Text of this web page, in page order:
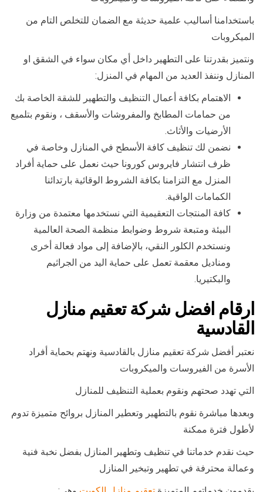
باستخدامنا أساليب علمية حديثة مع الضمان للتخلص التام من
الميكروبات
ونتميز بقدرتنا على التطهير داخل أي مكان سواء في الشقق او
المنازل وننفذ العديد من المهام في المنزل:
الاهتمام بكافة أعمال التنظيف والتطهير للشقة الخاصة بك
من حمامات المطابخ والمفروشات والأسقف ، ونقوم بتلميع
الأرضيات والأثاث.
نضمن لك تنظيف كافة الأسطح في المنازل وخاصة في
ظرف انتشار فايروس كورونا حيث نعمل على حماية أفراد
المنزل مع التزامنا بكافة الشروط الوقائية بارتدائنا
الكمامات الواقية.
كافة المنتجات التعقيمية التي نستخدمها معتمدة من وزارة
البيئة ومتبعة شروط وضوابط منظمة الصحة العالمية
ونستخدم الكلور النقي، بالإضافة إلى مواد فعالة أخرى
ومناديل معقمة تعمل على حماية اليد من الجراثيم
والبكتيريا.
ارقام افضل شركة تعقيم منازل
القادسية
نعتبر أفضل شركة تعقيم منازل بالقادسية ونهتم بحماية أفراد
الأسرة من الفيروسات والميكروبات
التي تهدد صحتهم ونقوم بعملية التنظيف للمنازل
وبعدها مباشرة نقوم بالتطهير وتعطير المنازل بروائح متميزة تدوم
لأطول فترة ممكنة
حيث نقدم خدماتنا في تنظيف وتطهير المنازل بفضل نخبة فنية
وعمالة محترفة في تطهير وتبخير المنازل